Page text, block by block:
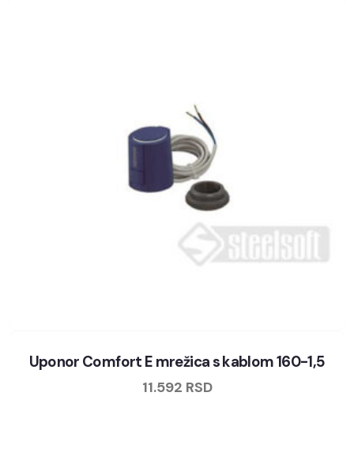
Uponor Comfort E mrežica s kablom 160-1,5
11.592 RSD